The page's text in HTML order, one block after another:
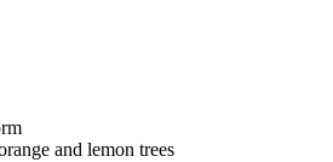
and lemon trees